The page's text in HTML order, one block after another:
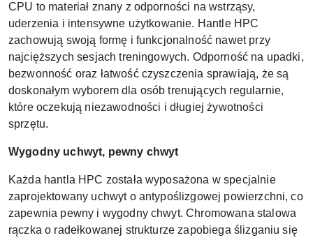
CPU to materiał znany z odporności na wstrząsy,
uderzenia i intensywne użytkowanie. Hantle HPC
zachowują swoją formę i funkcjonalność nawet przy
najcięższych sesjach treningowych. Odporność na upadki,
bezwonność oraz łatwość czyszczenia sprawiają, że są
doskonałym wyborem dla osób trenujących regularnie,
które oczekują niezawodności i długiej żywotności
sprzętu.
Wygodny uchwyt, pewny chwyt
Każda hantla HPC została wyposażona w specjalnie
zaprojektowany uchwyt o antypoślizgowej powierzchni, co
zapewnia pewny i wygodny chwyt. Chromowana stalowa
rączka o radełkowanej strukturze zapobiega ślizganiu się